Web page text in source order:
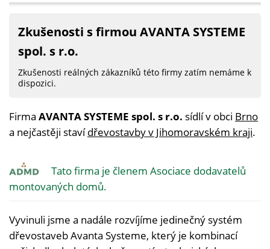
Zkušenosti s firmou AVANTA SYSTEME
spol. s r.o.
Zkušenosti reálných zákazníků této firmy zatím nemáme k
dispozici.
Firma AVANTA SYSTEME spol. s r.o. sídlí v obci Brno
a nejčastěji stavídřevostavby v Jihomoravském kraji.
Tato firma je členem Asociace dodavatelů
montovaných domů.
Vyvinuli jsme a nadále rozvíjíme jedinečný systém
dřevostaveb Avanta Systeme, který je kombinací